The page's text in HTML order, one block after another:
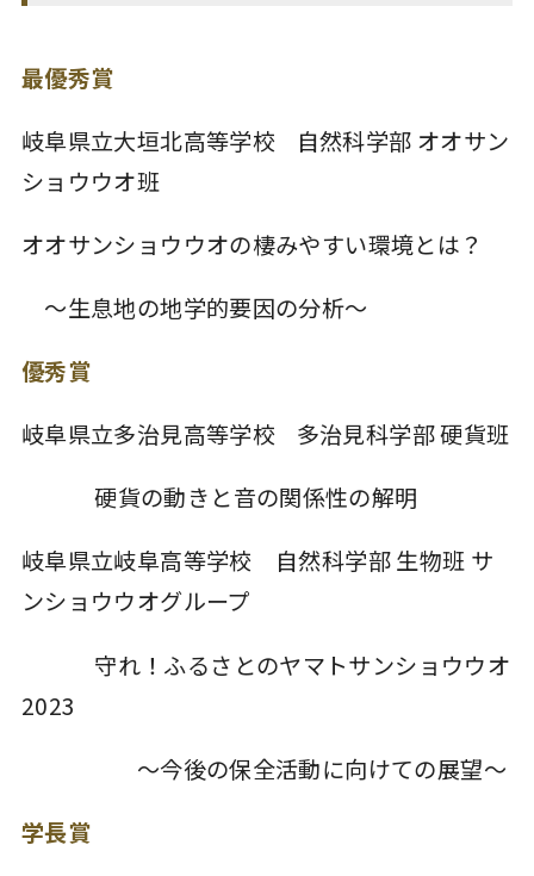
最優秀賞
岐阜県立大垣北高等学校 自然科学部 オオサン
ショウウオ班
オオサンショウウオの棲みやすい環境とは？
～生息地の地学的要因の分析～
優秀賞
岐阜県立多治見高等学校 多治見科学部 硬貨班
硬貨の動きと音の関係性の解明
岐阜県立岐阜高等学校 自然科学部 生物班 サ
ンショウウオグループ
守れ！ふるさとのヤマトサンショウウオ
2023
～今後の保全活動に向けての展望～
学長賞